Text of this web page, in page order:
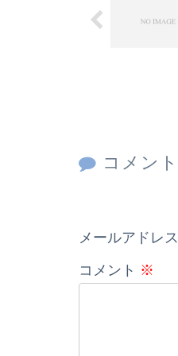
コメント
メールアドレ
コメント ※